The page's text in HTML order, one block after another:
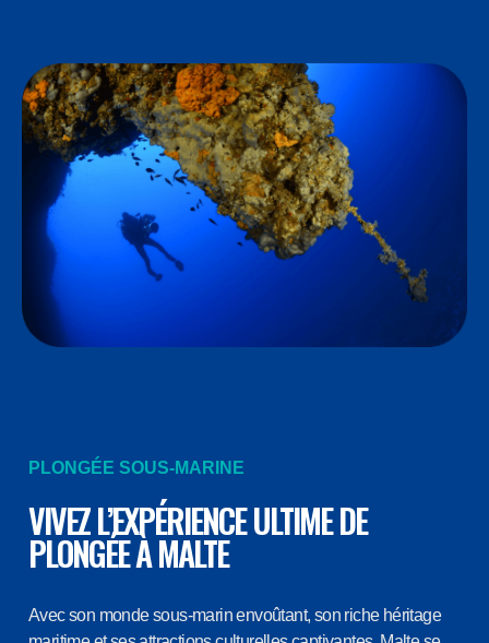
PLONGÉE SOUS-MARINE
VIVEZ L’EXPÉRIENCE ULTIME DE
PLONGÉE À MALTE
Avec son monde sous-marin envoûtant, son riche héritage